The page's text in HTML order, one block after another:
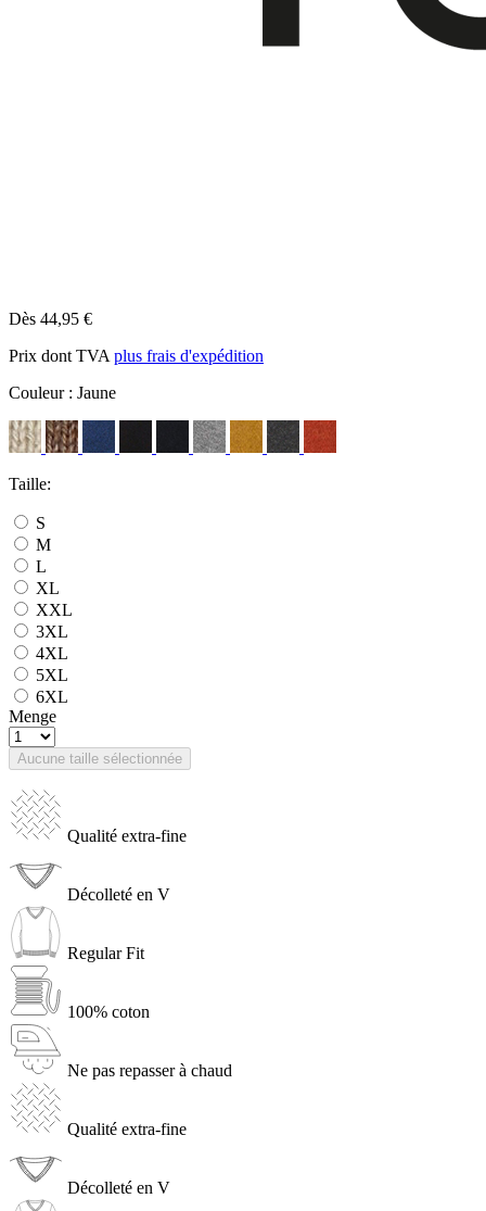
Dès 44,95 €
Prix dont TVA plus frais d'expédition
Couleur : Jaune
Taille:
S
M
L
XL
XXL
3XL
4XL
5XL
6XL
Menge
Aucune taille sélectionnée
Qualité extra-fine
Décolleté en V
Regular Fit
100% coton
Ne pas repasser à chaud
Qualité extra-fine
Décolleté en V